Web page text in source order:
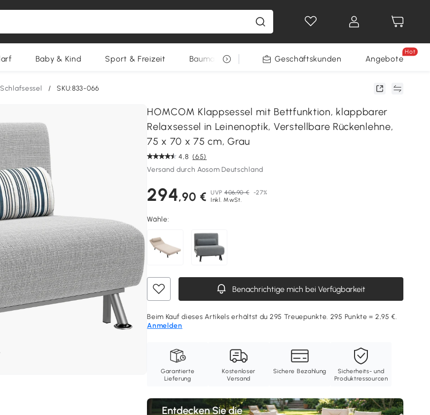
Gewinnspiele
Baby & Kind Sport & Freizeit Baumarkt RestpostenGeschäftskunden Angebote
Hot
Schlafsessel / SKU:833-066
HOMCOM Klappsessel mit Bettfunktion, klappbarer
Relaxsessel in Leinenoptik, Verstellbare Rückenlehne,
75 x 70 x 75 cm, Grau
4,8 (65)
Versand durch Aosom Deutschland
294,90 € UVP 406,90 €
-27%
Inkl. MwSt.
Wähle:
Benachrichtige mich bei Verfügbarkeit
Beim Kauf dieses Artikels erhältst du 295 Treuepunkte. 295 Punkte = 2,95 €.
Anmelden
Garantierte
Lieferung
Kostenloser
Versand
Sichere Bezahlung
Sicherheits- und
Produktressourcen